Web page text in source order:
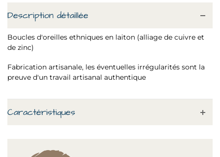
Description détaillée
Boucles d'oreilles ethniques en laiton (alliage de cuivre et
de zinc)
Fabrication artisanale, les éventuelles irrégularités sont la
preuve d'un travail artisanal authentique
Caractéristiques